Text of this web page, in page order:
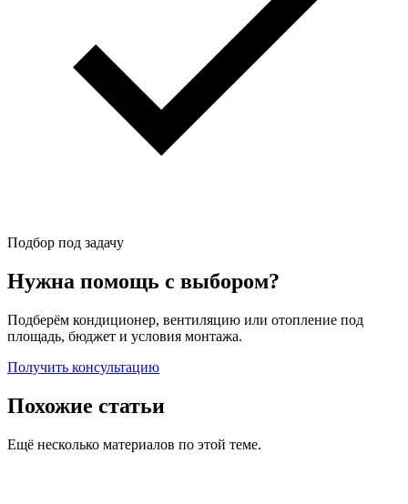
Подбор под задачу
Нужна помощь с выбором?
Подберём кондиционер, вентиляцию или отопление под
площадь, бюджет и условия монтажа.
Получить консультацию
Похожие статьи
Ещё несколько материалов по этой теме.